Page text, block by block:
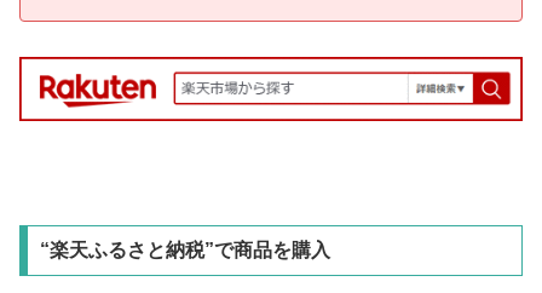
“楽天ふるさと納税”で商品を購入